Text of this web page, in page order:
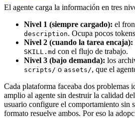
El agente carga la información en tres
Nivel 1 (siempre cargado): el
description. Ocupa pocos
Nivel 2 (cuando la tarea encaja):
SKILL.md con el flujo de trabajo.
Nivel 3 (bajo demanda): los
scripts/ o assets/, que el
Cada plataforma faceaba dos problemas
amplio al agente sin destruir la calidad
usuario configure el comportamiento sin
formato resuelve ambos. Por eso la